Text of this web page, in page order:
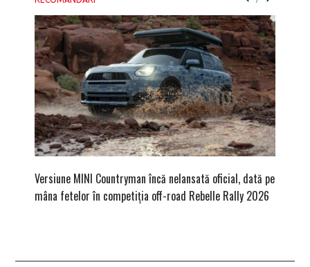
Versiune MINI Countryman încă nelansată oficial, dată pe
mâna fetelor în competiția off-road Rebelle Rally 2026